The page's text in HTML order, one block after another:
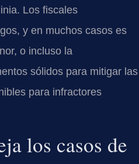
Los fiscales
y en muchos casos es
o incluso la
sólidos para mitigar las
para infractores
los casos de